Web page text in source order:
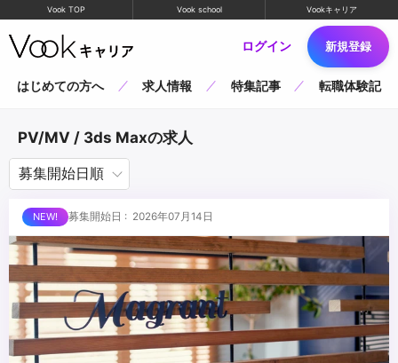
Vook TOP Vook school Vookキャリア
ログイン 新規登録
はじめての方へ 求人情報 特集記事 転職体験記
PV/MV / 3ds Maxの求人
募集開始日 : 2026年07月14日